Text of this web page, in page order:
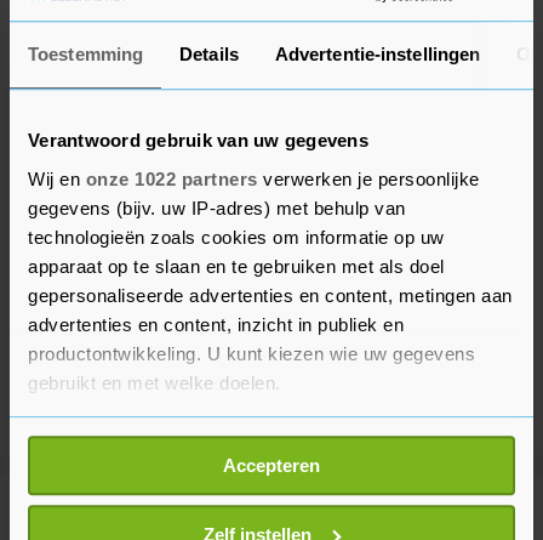
Toestemming Details Advertentie-instellingen
Verantwoord gebruik van uw gegevens
Wij en onze 1022 partners verwerken je persoonlijke
gegevens (bijv. uw IP-adres) met behulp van
technologieën zoals cookies om informatie op uw
apparaat op te slaan en te gebruiken met als doel
gepersonaliseerde advertenties en content, metingen aan
advertenties en content, inzicht in publiek en
productontwikkeling. U kunt kiezen wie uw gegevens
gebruikt en met welke doelen.
Als u het toestaat, willen we ook graag:
Informatie verzamelen over uw geografische
locatie, die tot een paar meter nauwkeurig kan zijn
Uw apparaat identificeren door het actief te
Accepteren
Zelf instellen
Meer uit Binnenland